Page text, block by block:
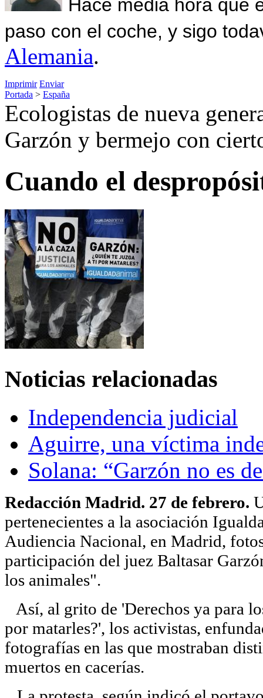
Hace media hora que
paso con el coche, y sigo
Alemania.
Imprimir Enviar
Portada > España
Ecologistas de nueva
Garzón y bermejo con
Cuando el
Noticias relacionadas
Independencia judicial
Aguirre, una víctima
Solana: “Garzón no es
Redacción Madrid. 27 de febrero.
pertenecientes a la asociación
Audiencia Nacional, en Madrid,
participación del juez Baltasar
los animales".
Así, al grito de 'Derechos ya para
por matarles?', los activistas,
fotografías en las que mostraban
muertos en cacerías.